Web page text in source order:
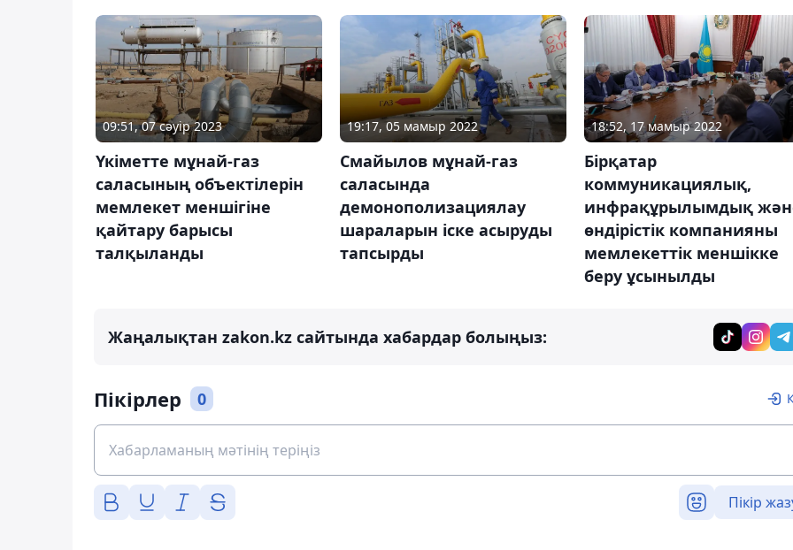
09:51, 07 сәуір 2023
Үкіметте мұнай-газ
саласының объектілерін
мемлекет меншігіне
қайтару барысы
талқыланды
19:17, 05 мамыр 2022
Смайылов мұнай-газ
саласында
демонополизациялау
шараларын іске асыруды
тапсырды
18:52, 17 мамыр 2022
Бірқатар
коммуникациялық,
инфрақұрылымдық
өндірістік компанияны
мемлекеттік меншікке
беру ұсынылды
Жаңалықтан zakon.kz сайтында хабардар болыңыз:
Пікірлер 0
Пікір